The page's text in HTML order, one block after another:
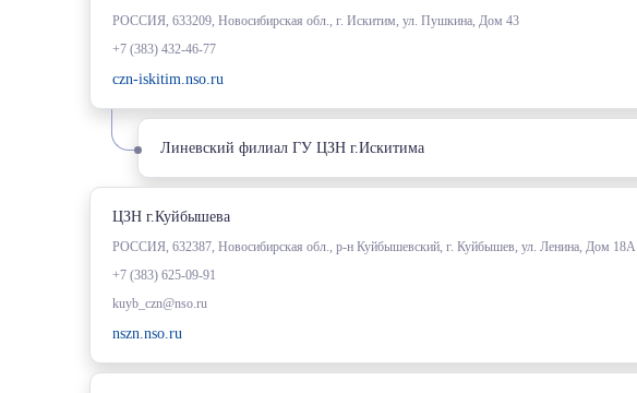
РОССИЯ, 633209, Новосибирская обл., г. Искитим, ул. Пушкина, Дом 43
+7 (383) 432-46-77
czn-iskitim.nso.ru
Линевский филиал ГУ ЦЗН г.Искитима
ЦЗН г.Куйбышева
РОССИЯ, 632387, Новосибирская обл., р-н Куйбышевский, г. Куйбышев, ул. Ленина, Дом 18А
+7 (383) 625-09-91
kuyb_czn@nso.ru
nszn.nso.ru